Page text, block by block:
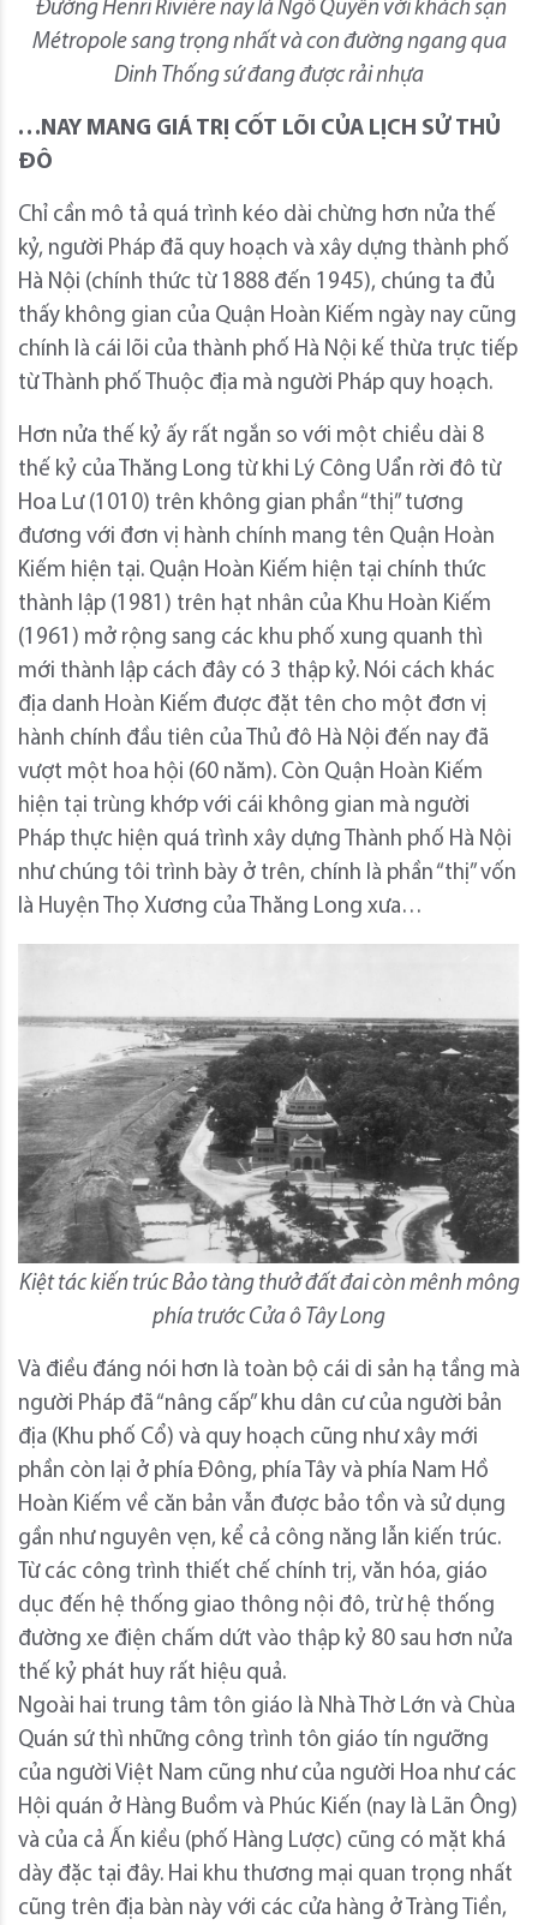
Đường Henri Rivière nay là Ngô Quyền với khách sạn
Métropole sang trọng nhất và con đường ngang qua
Dinh Thống sứ đang được rải nhựa
…NAY MANG GIÁ TRỊ CỐT LÕI CỦA LỊCH SỬ THỦ
ĐÔ
Chỉ cần mô tả quá trình kéo dài chừng hơn nửa thế
kỷ, người Pháp đã quy hoạch và xây dựng thành phố
Hà Nội (chính thức từ 1888 đến 1945), chúng ta đủ
thấy không gian của Quận Hoàn Kiếm ngày nay cũng
chính là cái lõi của thành phố Hà Nội kế thừa trực tiếp
từ Thành phố Thuộc địa mà người Pháp quy hoạch.
Hơn nửa thế kỷ ấy rất ngắn so với một chiều dài 8
thế kỷ của Thăng Long từ khi Lý Công Uẩn rời đô từ
Hoa Lư (1010) trên không gian phần “thị” tương
đương với đơn vị hành chính mang tên Quận Hoàn
Kiếm hiện tại. Quận Hoàn Kiếm hiện tại chính thức
thành lập (1981) trên hạt nhân của Khu Hoàn Kiếm
(1961) mở rộng sang các khu phố xung quanh thì
mới thành lập cách đây có 3 thập kỷ. Nói cách khác
địa danh Hoàn Kiếm được đặt tên cho một đơn vị
hành chính đầu tiên của Thủ đô Hà Nội đến nay đã
vượt một hoa hội (60 năm). Còn Quận Hoàn Kiếm
hiện tại trùng khớp với cái không gian mà người
Pháp thực hiện quá trình xây dựng Thành phố Hà Nội
như chúng tôi trình bày ở trên, chính là phần “thị” vốn
là Huyện Thọ Xương của Thăng Long xưa…
Kiệt tác kiến trúc Bảo tàng thưở đất đai còn mênh mông
phía trước Cửa ô Tây Long
Và điều đáng nói hơn là toàn bộ cái di sản hạ tầng mà
người Pháp đã “nâng cấp” khu dân cư của người bản
địa (Khu phố Cổ) và quy hoạch cũng như xây mới
phần còn lại ở phía Đông, phía Tây và phía Nam Hồ
Hoàn Kiếm về căn bản vẫn được bảo tồn và sử dụng
gần như nguyên vẹn, kể cả công năng lẫn kiến trúc.
Từ các công trình thiết chế chính trị, văn hóa, giáo
dục đến hệ thống giao thông nội đô, trừ hệ thống
đường xe điện chấm dứt vào thập kỷ 80 sau hơn nửa
thế kỷ phát huy rất hiệu quả.
Ngoài hai trung tâm tôn giáo là Nhà Thờ Lớn và Chùa
Quán sứ thì những công trình tôn giáo tín ngưỡng
của người Việt Nam cũng như của người Hoa như các
Hội quán ở Hàng Buồm và Phúc Kiến (nay là Lãn Ông)
và của cả Ấn kiều (phố Hàng Lược) cũng có mặt khá
dày đặc tại đây. Hai khu thương mại quan trọng nhất
cũng trên địa bàn này với các cửa hàng ở Tràng Tiền,